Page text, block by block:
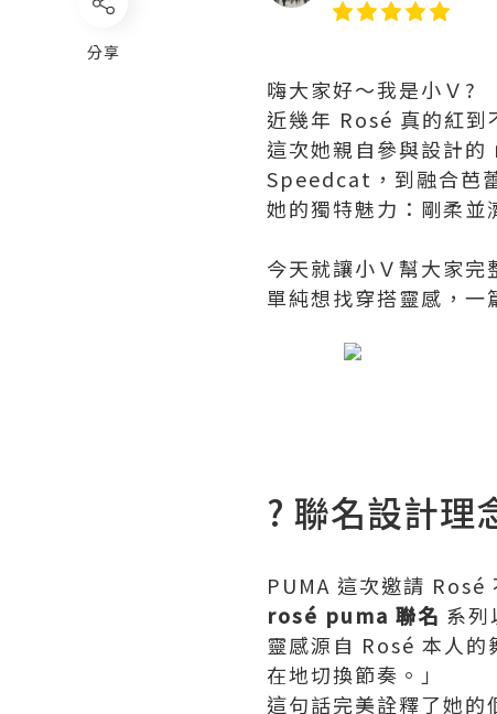
分享
嗨大家好～我是小Ｖ?
近幾年 Rosé 真的紅到
這次她親自參與設計的
Speedcat，到融合芭
她的獨特魅力：剛柔並
今天就讓小Ｖ幫大家完
單純想找穿搭靈感，一
? 聯名設計理
PUMA 這次邀請 Rosé
rosé puma 聯名 系
靈感源自 Rosé 本人的
在地切換節奏。」
這句話完美詮釋了她